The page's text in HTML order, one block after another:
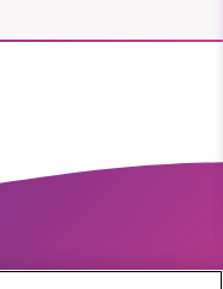
genom
Nu vill vi